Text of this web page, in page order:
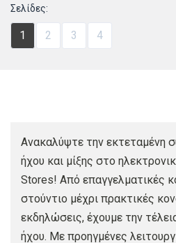
Σελίδες:
1 2 3 4
Ανακαλύψτε την εκτεταμένη
ήχου και μίξης στο
Stores! Από επαγγελματικές
στούντιο μέχρι πρακτικές
εκδηλώσεις, έχουμε την
ήχου. Με προηγμένες